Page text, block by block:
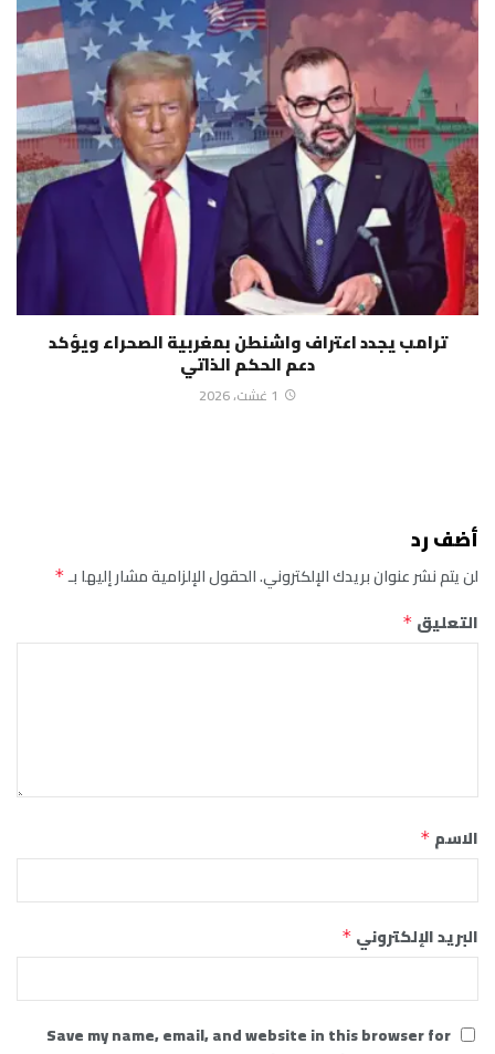
ترامب يجدد اعتراف واشنطن بمغربية الصحراء ويؤكد
دعم الحكم الذاتي
1 غشت، 2026
أضف رد
لن يتم نشر عنوان بريدك الإلكتروني.الحقول الإلزامية مشار إليها بـ*
التعليق *
الاسم *
البريد الإلكتروني *
Save my name, email, and website in this browser for